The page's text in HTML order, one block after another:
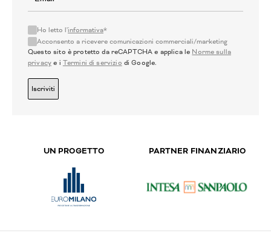
Ho letto l'informativa*
Acconsento a ricevere comunicazioni commerciali/marketing
Questo sito è protetto da reCAPTCHA e applica le Norme sulla
privacy e i Termini di servizio di Google.
Iscriviti
UN PROGETTO PARTNER FINANZIARIO